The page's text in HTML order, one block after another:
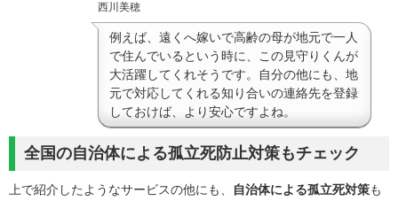
西川美穂
例えば、遠くへ嫁いで高齢の母が地元で一人
で住んでいるという時に、この見守りくんが
大活躍してくれそうです。自分の他にも、地
元で対応してくれる知り合いの連絡先を登録
しておけば、より安心ですよね。
全国の自治体による孤立死防止対策もチェック
上で紹介したようなサービスの他にも、 自治体による孤立死対策も